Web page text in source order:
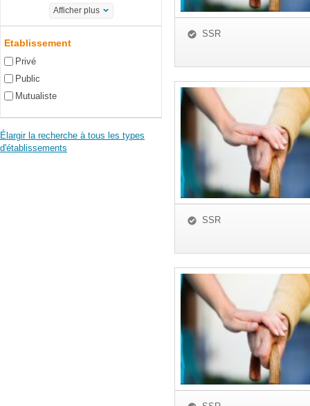
Afficher plus
Etablissement
Privé
Public
Mutualiste
Élargir la recherche à tous les types
d'établissements
SSR
SSR